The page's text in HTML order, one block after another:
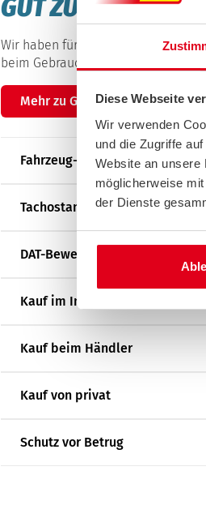
Diese Webseite
Wir verwenden
und die Zugriffe
Website an unsere
möglicherweise
der Dienste
GUT ZU WISSEN!
Wir haben für Sie in sieben
beim Gebrauchtwagenkauf wissen
Mehr zu Garantie und
Fahrzeug-Achsen
Tachostand
DAT-Bewertung
Kauf im Internet
Kauf beim Händler
Kauf von privat
Schutz vor Betrug